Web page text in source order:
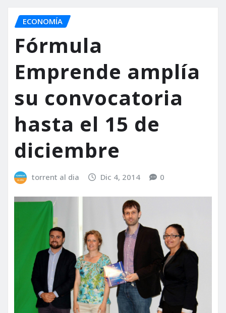
ECONOMÍA
Fórmula
Emprende amplía
su convocatoria
hasta el 15 de
diciembre
torrent al dia Dic 4, 2014 0